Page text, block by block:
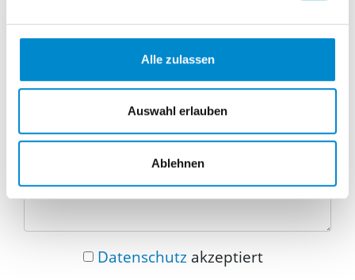
Alle zulassen
Auswahl erlauben
Ablehnen
Nachricht
Datenschutzakzeptiert